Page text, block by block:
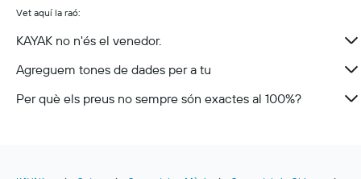
Vet aquí la raó:
KAYAK no n'és el venedor.
Agreguem tones de dades per a tu
Per què els preus no sempre són exactes al 100%?